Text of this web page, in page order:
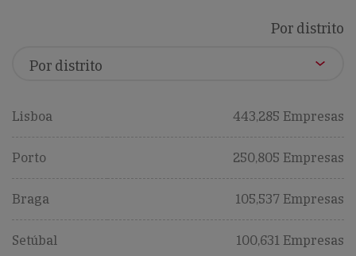
Por distrito
Lisboa 443,285 Empresas
Porto 250,805 Empresas
Braga 105,537 Empresas
Setúbal 100,631 Empresas